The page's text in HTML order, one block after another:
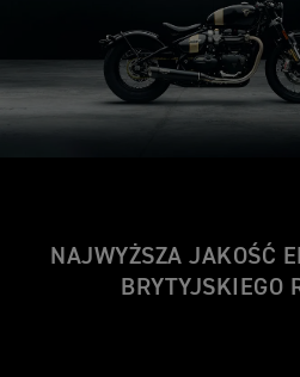
NAJWYŻSZA JAKOŚĆ
BRYTYJSKIEGO